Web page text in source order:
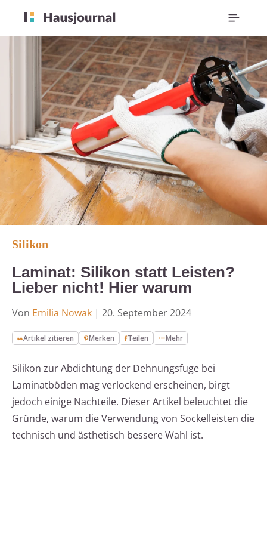
Silikon
Laminat: Silikon statt Leisten?
Lieber nicht! Hier warum
Von Emilia Nowak | 20. September 2024
Artikel zitieren Merken Teilen Mehr
Silikon zur Abdichtung der Dehnungsfuge bei
Laminatböden mag verlockend erscheinen, birgt
jedoch einige Nachteile. Dieser Artikel beleuchtet die
Gründe, warum die Verwendung von Sockelleisten die
technisch und ästhetisch bessere Wahl ist.